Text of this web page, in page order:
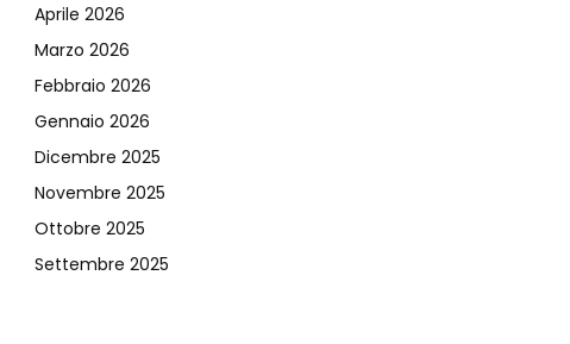
Aprile 2026
Marzo 2026
Febbraio 2026
Gennaio 2026
Dicembre 2025
Novembre 2025
Ottobre 2025
Settembre 2025